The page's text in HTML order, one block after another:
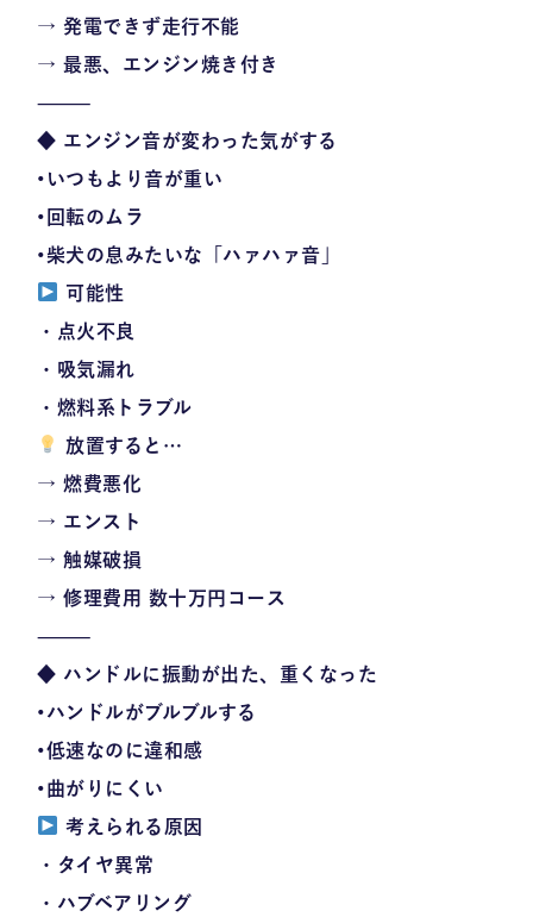
→ 発電できず走行不能
→ 最悪、 エンジン焼き付き
⸻
◆ エンジン音が変わった気がする
•いつもより音が重い
•回転のムラ
•柴犬の息みたいな「ハァハァ音」
可能性
・点火不良
・吸気漏れ
・燃料系トラブル
放置すると…
→ 燃費悪化
→ エンスト
→ 触媒破損
→修理費用 数十万円コース
⸻
◆ ハンドルに振動が出た、重くなった
•ハンドルがブルブルする
•低速なのに違和感
•曲がりにくい
考えられる原因
・タイヤ異常
・ハブベアリング